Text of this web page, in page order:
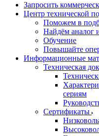
Запросить
Центр технической
Поможем в
Найдём аналог
Обучение
Повышайте
Информационные
Техническая
сериям
Сертификаты